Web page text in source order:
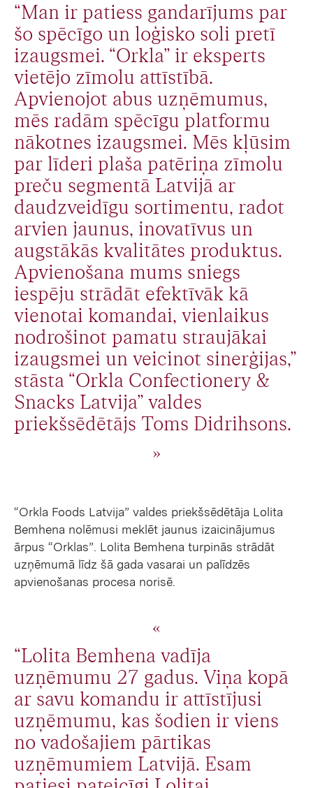
“Man ir patiess gandarījums par
šo spēcīgo un loģisko soli pretī
izaugsmei. “Orkla” ir eksperts
vietējo zīmolu attīstībā.
Apvienojot abus uzņēmumus,
mēs radām spēcīgu platformu
nākotnes izaugsmei. Mēs kļūsim
par līderi plaša patēriņa zīmolu
preču segmentā Latvijā ar
daudzveidīgu sortimentu, radot
arvien jaunus, inovatīvus un
augstākās kvalitātes produktus.
Apvienošana mums sniegs
iespēju strādāt efektīvāk kā
vienotai komandai, vienlaikus
nodrošinot pamatu straujākai
izaugsmei un veicinot sinerģijas,”
stāsta “Orkla Confectionery &
Snacks Latvija” valdes
priekšsēdētājs Toms Didrihsons.
“Orkla Foods Latvija” valdes priekšsēdētāja Lolita
Bemhena nolēmusi meklēt jaunus izaicinājumus
ārpus “Orklas”. Lolita Bemhena turpinās strādāt
uzņēmumā līdz šā gada vasarai un palīdzēs
apvienošanas procesa norisē.
“Lolita Bemhena vadīja
uzņēmumu 27 gadus. Viņa kopā
ar savu komandu ir attīstījusi
uzņēmumu, kas šodien ir viens
no vadošajiem pārtikas
uzņēmumiem Latvijā. Esam